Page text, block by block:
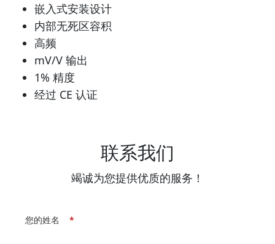
嵌入式安装设计
内部无死区容积
高频
mV/V 输出
1% 精度
经过 CE 认证
联系我们
竭诚为您提供优质的服务！
*
您的姓名